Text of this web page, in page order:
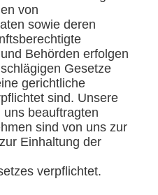
von
sowie deren
Behörden erfolgen
Gesetze
gerichtliche
sind. Unsere
beauftragten
sind von uns zur
Einhaltung der
verpflichtet.